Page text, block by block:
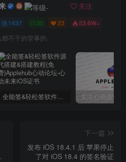
关注
1437 35 23 53.6W+
都不干的管事的.
全能签&轻松签软件源代搭建&搭建教程(免费)Applehub心动论坛
下一篇
发布 iOS 18.4.1 后 苹果停止
了对 iOS 18.4 的签名验证